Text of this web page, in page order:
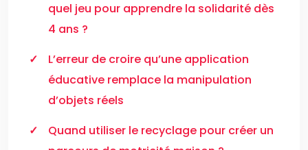
quel jeu pour apprendre la solidarité dès
4 ans ?
L’erreur de croire qu’une application
éducative remplace la manipulation
d’objets réels
Quand utiliser le recyclage pour créer un